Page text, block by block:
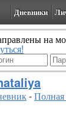
Дневники
на
-Полная